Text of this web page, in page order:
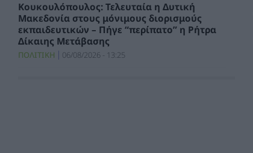
Κουκουλόπουλος: Τελευταία η Δυτική
Μακεδονία στους μόνιμους διορισμούς
εκπαιδευτικών – Πήγε “περίπατο” η Ρήτρα
Δίκαιης Μετάβασης
ΠΟΛΙΤΙΚΗ 06/08/2026 - 13:25